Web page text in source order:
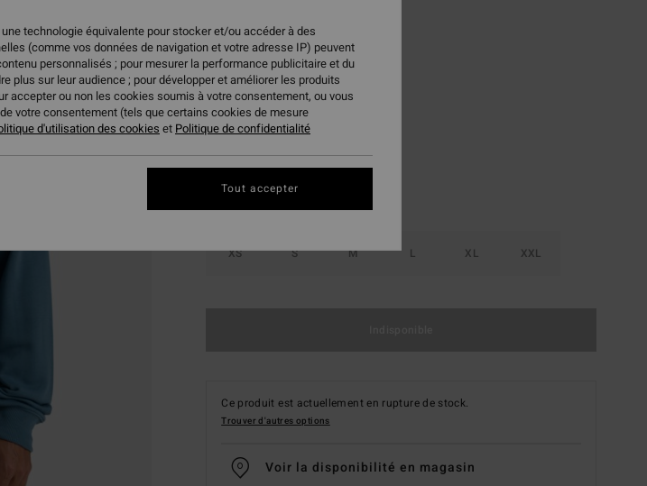
ECO-BONUS
55,95 €
CouleurGlacier Blue
XS S M L XL XXL
Ce produit est actuellement en rupture de stock.
Trouver d'autres options
Voir la disponibilité en magasin
technologie équivalente pour stocker et/ou accéder à des
(comme vos données de navigation et votre adresse IP) peuvent
personnalisés ; pour mesurer la performance publicitaire et du
plus sur leur audience ; pour développer et améliorer les produits
accepter ou non les cookies soumis à votre consentement, ou vous
votre consentement (tels que certains cookies de mesure
d'utilisation des cookies et Politique de confidentialité
Tout accepter